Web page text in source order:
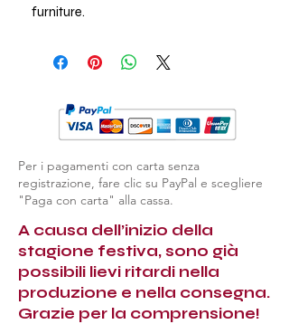
furniture.
Per i pagamenti con carta senza
registrazione, fare clic su PayPal e scegliere
"Paga con carta" alla cassa.
A causa dell’inizio della
stagione festiva, sono già
possibili lievi ritardi nella
produzione e nella consegna.
Grazie per la comprensione!